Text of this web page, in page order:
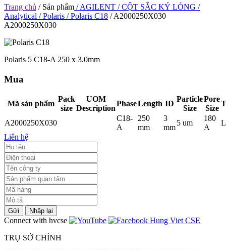
Trang chủ / Sản phẩm / AGILENT / CỘT SẮC KÝ LỎNG /
Analytical / Polaris / Polaris C18 / A2000250X030
A2000250X030
Polaris 5 C18-A 250 x 3.0mm
Mua
Mã sản phẩm
Pack
size
UOM
Description
PhaseLength ID
Particle
Size
Pore
Size
A2000250X030
C18-
A
250
mm
3
mm
5 um
180
A
Liên hệ
Gửi Nhập lại
Connect with hvcse
TRỤ SỞ CHÍNH